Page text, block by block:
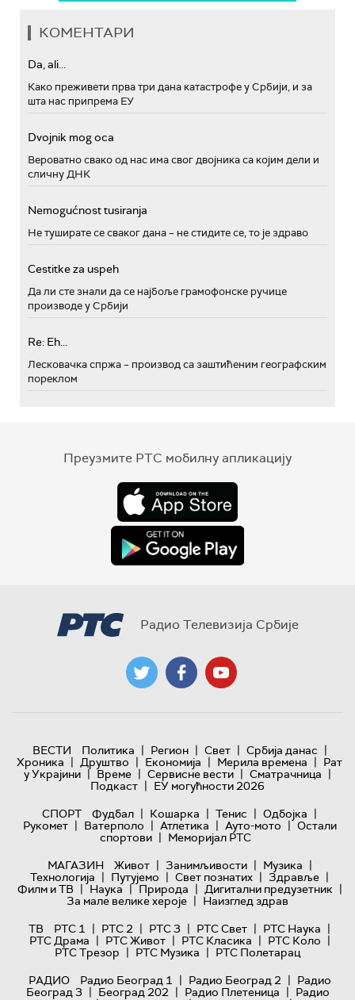
КОМЕНТАРИ
Da, ali...
Како преживети прва три дана катастрофе у Србији, и за
шта нас припрема ЕУ
Dvojnik mog oca
Вероватно свако од нас има свог двојника са којим дели и
сличну ДНК
Nemogućnost tusiranja
Не туширате се сваког дана – не стидите се, то је здраво
Cestitke za uspeh
Да ли сте знали да се најбоље грамофонске ручице
производе у Србији
Re: Eh...
Лесковачка спржа – производ са заштићеним географским
пореклом
Преузмите РТС мобилну апликацију
Радио Телевизија Србије
ВЕСТИ Политика | Регион | Свет | Србија данас |
Хроника | Друштво | Економија | Мерила времена | Рат
у Украјини | Време | Сервисне вести | Сматрачница |
Подкаст | ЕУ могућности 2026
СПОРТ
Фудбал | Кошарка | Тенис | Одбојка |
Рукомет | Ватерполо | Атлетика | Ауто-мото | Остали
спортови | Меморијал РТС
МАГАЗИН
Живот | Занимљивости | Музика |
Технологијa | Путујемо | Свет познатих | Здравље |
Филм и ТВ | Наука | Природа | Дигитални предузетник |
За мале велике хероје | Наизглед здрав
ТВ
РТС 1 | РТС 2 | РТС 3 | РТС Свет | РТС Наука |
РТС Драма | РТС Живот | РТС Класика | РТС Коло |
РТС Трезор | РТС Музика | РТС Полетарац
РАДИО
Радио Београд 1 | Радио Београд 2 | Радио
Београд 3 | Београд 202 | Радио Плетеница | Радио